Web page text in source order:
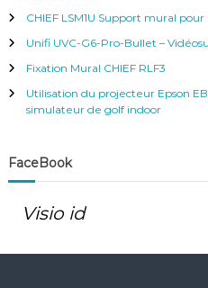
t
i
l
e
r
:
CHIEF LSM1U Support mural
Unifi UVC-G6-Pro-Bullet –
Fixation Mural CHIEF RLF3
Utilisation du projecteur Epson
simulateur de golf indoor
FaceBook
Visio id